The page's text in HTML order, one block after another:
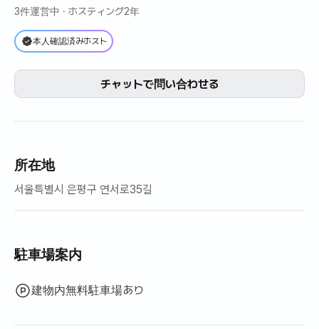
3件運営中 · ホスティング2年
本人確認済みホスト
チャットで問い合わせる
所在地
서울특별시 은평구 연서로35길
駐車場案内
建物内無料駐車場あり